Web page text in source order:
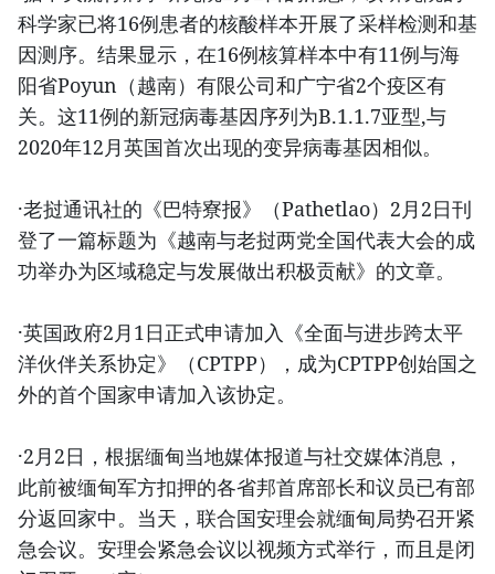
科学家已将16例患者的核酸样本开展了采样检测和基
因测序。结果显示，在16例核算样本中有11例与海
阳省Poyun（越南）有限公司和广宁省2个疫区有
关。这11例的新冠病毒基因序列为B.1.1.7亚型,与
2020年12月英国首次出现的变异病毒基因相似。
·老挝通讯社的《巴特寮报》（Pathetlao）2月2日刊
登了一篇标题为《越南与老挝两党全国代表大会的成
功举办为区域稳定与发展做出积极贡献》的文章。
·英国政府2月1日正式申请加入《全面与进步跨太平
洋伙伴关系协定》（CPTPP），成为CPTPP创始国之
外的首个国家申请加入该协定。
·2月2日，根据缅甸当地媒体报道与社交媒体消息，
此前被缅甸军方扣押的各省邦首席部长和议员已有部
分返回家中。当天，联合国安理会就缅甸局势召开紧
急会议。安理会紧急会议以视频方式举行，而且是闭